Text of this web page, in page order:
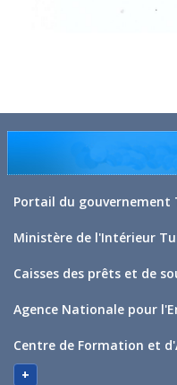
Portail du gouvernement
Ministère de l'Intérieur
Caisses des prêts et de
Agence Nationale pour
Centre de Formation et
+